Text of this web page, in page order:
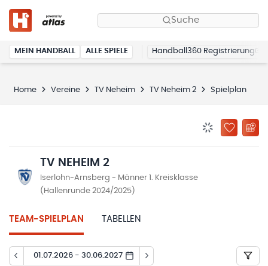
Suche
MEIN HANDBALL ALLE SPIELE Handball360 Registrierung
Home Vereine TV Neheim TV Neheim 2 Spielplan
ZU
TV NEHEIM 2
Iserlohn-Arnsberg - Männer 1. Kreisklasse
(Hallenrunde 2024/2025)
TEAM-SPIELPLAN TABELLEN
01.07.2026 - 30.06.2027